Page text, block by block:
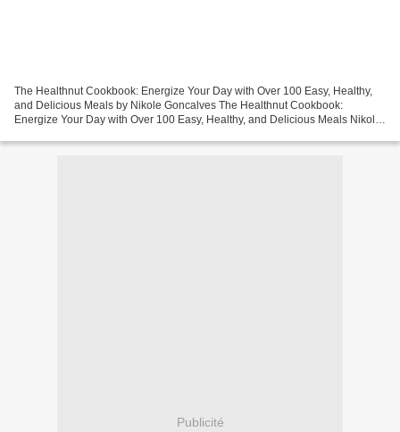
The Healthnut Cookbook: Energize Your Day with Over 100 Easy, Healthy,
and Delicious Meals by Nikole Goncalves The Healthnut Cookbook:
Energize Your Day with Over 100 Easy, Healthy, and Delicious Meals Nikole
Publicité